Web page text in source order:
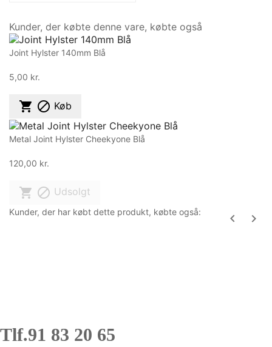
Kunder, der købte denne vare, købte også
Joint Hylster 140mm Blå
5,00 kr.
  Køb
Metal Joint Hylster Cheekyone Blå
120,00 kr.
  Udsolgt
Kunder, der har købt dette produkt, købte også:  
Tlf.91 83 20 65